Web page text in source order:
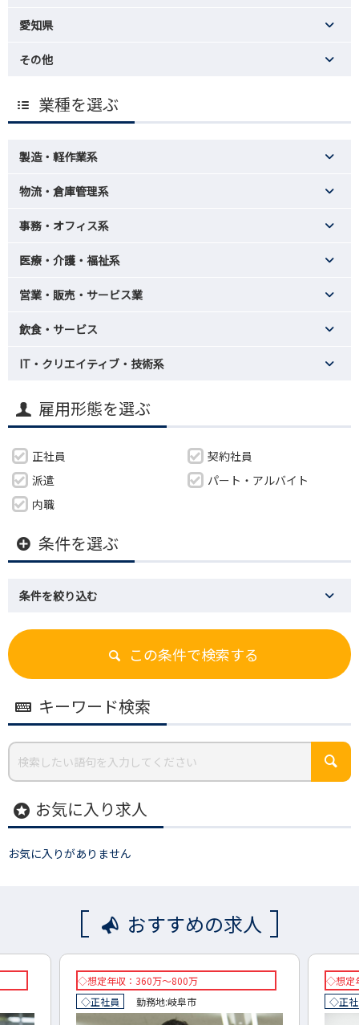
愛知県
その他
業種を選ぶ
製造・軽作業系
物流・倉庫管理系
事務・オフィス系
医療・介護・福祉系
営業・販売・サービス業
飲食・サービス
IT・クリエイティブ・技術系
雇用形態を選ぶ
正社員
契約社員
派遣
パート・アルバイト
内職
条件を選ぶ
条件を絞り込む
この条件で検索する
キーワード検索
stars お気に入り求人
お気に入りがありません
おすすめの求人
◇想定年収：360万～800万
◇正社員
勤務地:岐阜市
◇想定
◇正